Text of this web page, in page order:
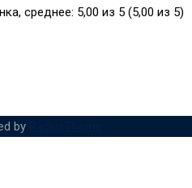
(5,00 из 5)
by